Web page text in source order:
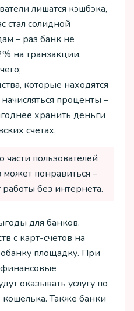
лишатся кэшбэка,
стал солидной
– раз банк не
на транзакции,
которые находятся
проценты –
хранить деньги
счетах.
пользователей
может понравиться –
без интернета.
для банков.
с карт-счетов на
площадку. При
оказывать услугу по
Также банки